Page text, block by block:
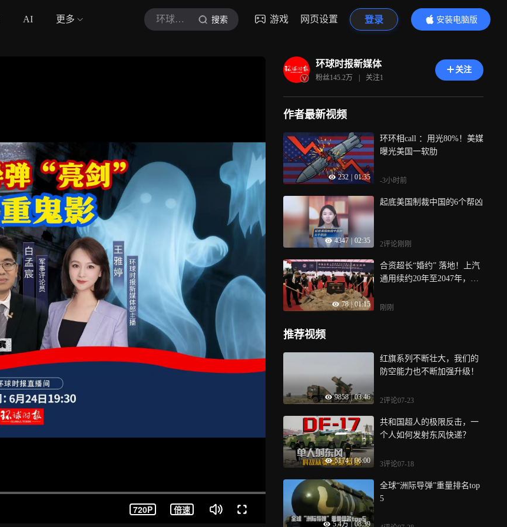
AI 更多 环球时报新媒体 搜索 游戏 网页设置 登录
安装电脑版
内容更精彩
720P 倍速
环球时报新媒体
粉丝145.2万 | 关注1
关注
作者最新视频
232 01:35
环环相call ：用光80%！美媒
曝光美国一软肋
-3小时前
4347 02:35
起底美国制裁中国的6个帮凶
2评论刚刚
78 | 01:15
合资超长“婚约” 落地！上汽
通用续约20年至2047年，加
车型出海，别克至境L7 纯电
刚刚
推荐视频
9858 | 03:46
红旗系列不断壮大，我们的
防空能力也不断加强升级！
2评论07-23
5174 | 06:00
共和国超人的极限反击，一
个人如何发射东风快递？
3评论07-18
5.4万 | 08:39
全球“洲际导弹”重量排名top
5